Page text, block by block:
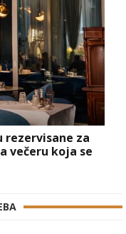
rezervisane za
večeru koja se